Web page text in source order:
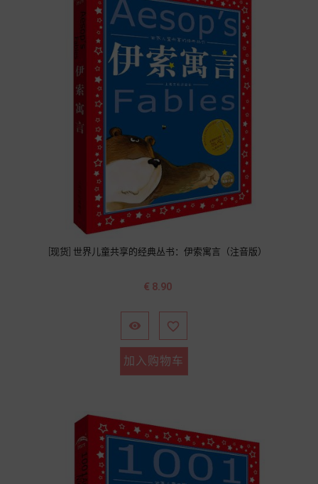
[现货] 世界儿童共享的经典丛书：伊索寓言（注音版）
价
€ 8.90
 
加入购物车